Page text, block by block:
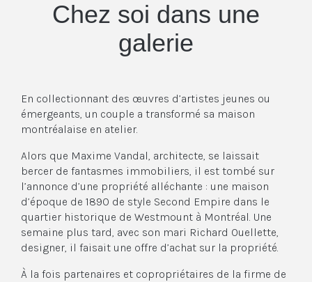
Chez soi dans une
galerie
En collectionnant des œuvres d’artistes jeunes ou
émergeants, un couple a transformé sa maison
montréalaise en atelier.
Alors que Maxime Vandal, architecte, se laissait
bercer de fantasmes immobiliers, il est tombé sur
l’annonce d’une propriété alléchante : une maison
d’époque de 1890 de style Second Empire dans le
quartier historique de Westmount à Montréal. Une
semaine plus tard, avec son mari Richard Ouellette,
designer, il faisait une offre d’achat sur la propriété.
À la fois partenaires et copropriétaires de la firme de